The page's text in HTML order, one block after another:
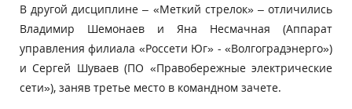
В другой дисциплине – «Меткий стрелок» – отличились
Владимир Шемонаев и Яна Несмачная (Аппарат
управления филиала «Россети Юг» - «Волгоградэнерго»)
и Сергей Шуваев (ПО «Правобережные электрические
сети»), заняв третье место в командном зачете.